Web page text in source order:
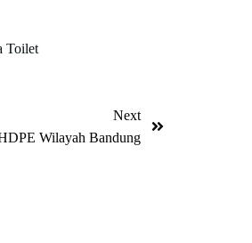
Toilet
Next
Wilayah Bandung